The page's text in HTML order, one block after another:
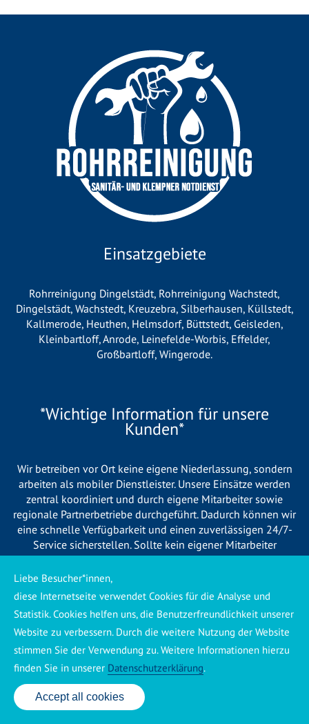
Einsatzgebiete
Rohrreinigung Dingelstädt, Rohrreinigung Wachstedt,
Dingelstädt, Wachstedt, Kreuzebra, Silberhausen, Küllstedt,
Kallmerode, Heuthen, Helmsdorf, Büttstedt, Geisleden,
Kleinbartloff,Anrode, Leinefelde-Worbis, Effelder,
Großbartloff, Wingerode.
*Wichtige Information für unsere
Kunden*
Wir betreiben vor Ort keine eigene Niederlassung, sondern
arbeiten als mobiler Dienstleister. Unsere Einsätze werden
zentral koordiniert und durch eigene Mitarbeiter sowie
regionale Partnerbetriebe durchgeführt. Dadurch können wir
eine schnelle Verfügbarkeit und einen zuverlässigen 24/7-
Service sicherstellen. Sollte kein eigener Mitarbeiter
unmittelbar verfügbar sein, übernehmen Partnerbetriebe aus
Ihrer Region den Auftrag. Alle eingesetzten Betriebe sind
verpflichtet, Sie vor Beginn der Arbeiten transparent über die
voraussichtlichen Kosten zu informieren und ortsübliche
Preise zu berechnen.
Käuferschutz ansehen Impressum
24 Std. Service: ✆ 0176 160 517 86
Accept all cookies
Liebe Besucher*innen,
diese Internetseite verwendet Cookies für die Analyse und
Statistik. Cookies helfen uns, die Benutzerfreundlichkeit unserer
Website zu verbessern. Durch die weitere Nutzung der Website
stimmen Sie der Verwendung zu. Weitere Informationen hierzu
finden Sie in unserer Datenschutzerklärung.